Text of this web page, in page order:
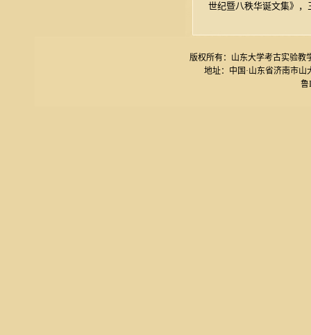
世纪暨八秩华诞文集》，
版权所有：山东大学考古实验教
地址：中国·山东省济南市山
鲁